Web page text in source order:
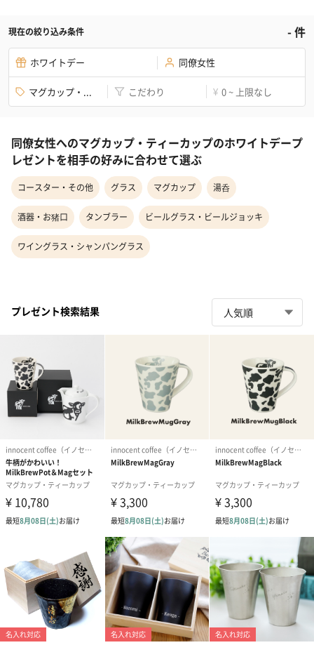
現在の絞り込み条件 -件
ホワイトデー 同僚女性
マグカップ・... こだわり ¥ 0 ~ 上限なし
同僚女性へのマグカップ・ティーカップのホワイトデープ
レゼントを相手の好みに合わせて選ぶ
コースター・その他 グラス マグカップ 湯呑
酒器・お猪口 タンブラー ビールグラス・ビールジョッキ
ワイングラス・シャンパングラス
プレゼント検索結果